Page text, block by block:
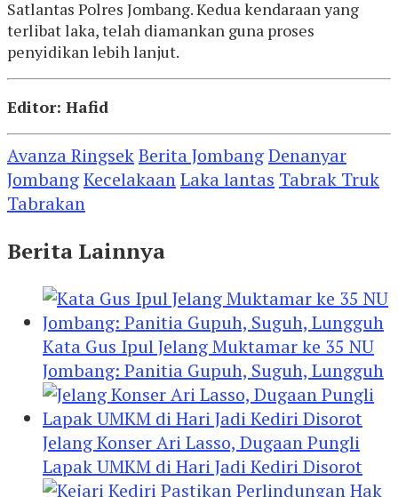
Satlantas Polres Jombang. Kedua kendaraan yang
terlibat laka, telah diamankan guna proses
penyidikan lebih lanjut.
Editor: Hafid
Avanza RingsekBerita JombangDenanyar
JombangKecelakaanLaka lantas Tabrak Truk
Tabrakan
Berita Lainnya
Kata Gus Ipul Jelang Muktamar ke 35 NU
Jombang: Panitia Gupuh, Suguh, Lungguh
Jelang Konser Ari Lasso, Dugaan Pungli
Lapak UMKM di Hari Jadi Kediri Disorot